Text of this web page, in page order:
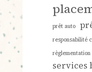
prêt auto
responsabilité
règlementation
services